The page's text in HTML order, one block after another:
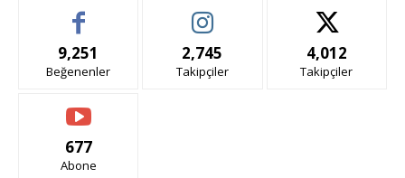
9,251
Beğenenler
2,745
Takipçiler
4,012
Takipçiler
677
Abone